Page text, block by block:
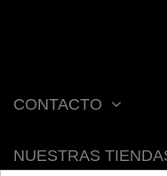
CONTACTO
NUESTRAS